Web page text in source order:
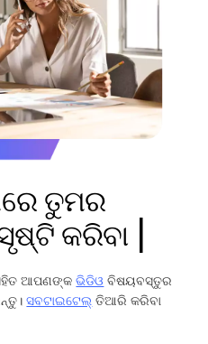
ତୁମର
କରିବା |
ସହିତ ଆପଣଙ୍କଭିଡିଓ ବିଷୟବସ୍ତୁର
ସବଟାଇଟେଲ୍ ତିଆରି କରିବା